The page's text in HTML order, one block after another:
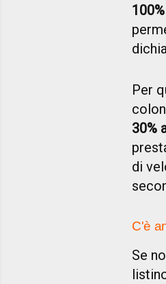
Per
30%
di
C'è
Se